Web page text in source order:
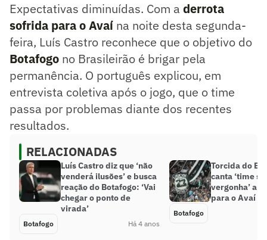
Expectativas diminuídas. Com a derrota
sofrida para o Avaí na noite desta segunda-
feira, Luís Castro reconhece que o objetivo do
Botafogo no Brasileirão é brigar pela
permanência. O português explicou, em
entrevista coletiva após o jogo, que o time
passa por problemas diante dos recentes
resultados.
RELACIONADAS
Luís Castro diz que ‘não
venderá ilusões’ e busca
reação do Botafogo: ‘Vai
chegar o ponto de
virada’
Botafogo Há 4 anos
Torcida do
canta ‘time
vergonha’
para o Avaí
Botafogo